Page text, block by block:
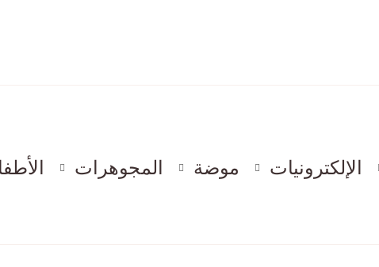
الإلكترونيات موضة المجوهرات